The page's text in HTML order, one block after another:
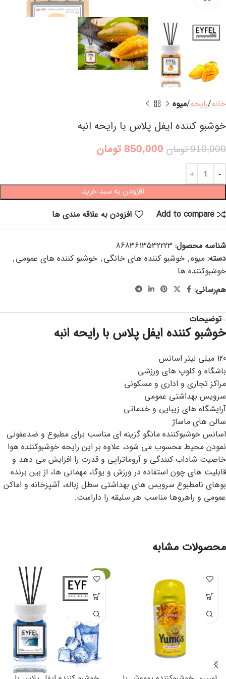
خانه رایحه میوه
خوشبو کننده ایفل پلاس با رایحه انبه
910,000 تومان 850,000 تومان
افزودن به سبد خرید
Add to compare افزودن به علاقه مندی ها
شناسه محصول: 8683613532223
دسته: میوه, خوشبو کننده های خانگی, خوشبو کننده های عمومی,
خوشبوکننده ها
هم‌رسانی:
توضیحات
خوشبو کننده ایفل پلاس با رایحه انبه
120 میلی لیتر اسانس
باشگاه و کلوپ های ورزشی
مراکز تجاری و اداری و مسکونی
سرویس بهداشتی عمومی
آرایشگاه های زیبایی و خدماتی
سالن های ماساژ
اسانس خوشبوکننده مانگو گزینه ای مناسب برای مطبوع و ضدعفونی
نمودن محیط محسوب می شود، علاوه بر این رایحه خوشبوکننده هوا
خاصیت شاداب کنندگی و آروماتراپی و قدرت را افزایش می دهد و
قابلیت های چون استفاده در ورزش و یوگا، مهمانی ها، از بین برنده
بوهای نامطبوع سرویس های بهداشتی سطل زباله، آشپزخانه و اماکن
عمومی و راهروها مناسب هر سلیقه را داراست.
محصولات مشابه
-7%